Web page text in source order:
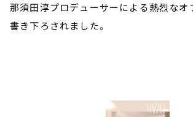
那須田淳プロデューサーによる熱烈なオ
書き下ろされました。